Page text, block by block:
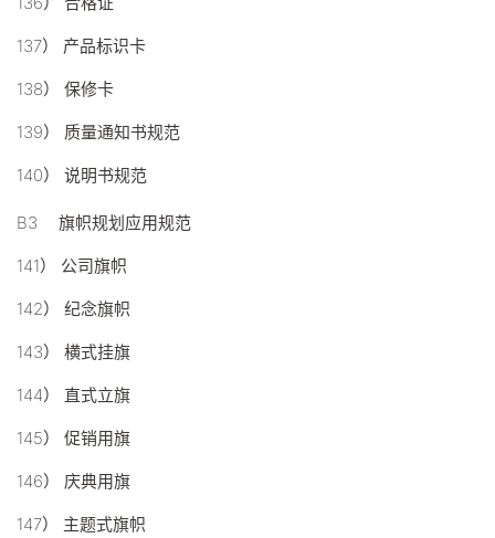
137） 产品标识卡
138） 保修卡
139） 质量通知书规范
140） 说明书规范
B3 旗帜规划应用规范
141） 公司旗帜
142） 纪念旗帜
143） 横式挂旗
144） 直式立旗
145） 促销用旗
146） 庆典用旗
147） 主题式旗帜